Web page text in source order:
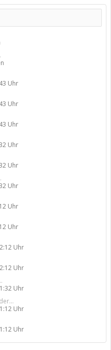
Uhr
Uhr
Uhr
Uhr
Uhr
Uhr
Uhr
Uhr
Uhr
Uhr
Uhr
Uhr
Uhr